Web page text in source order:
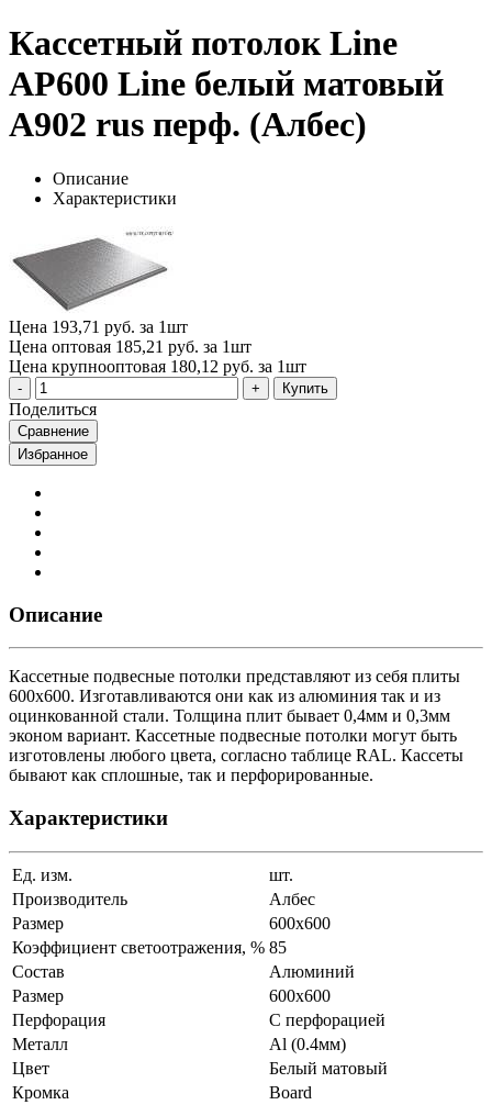
Кассетный потолок Line
AP600 Line белый матовый
А902 rus перф. (Албес)
Описание
Характеристики
Цена 193,71 руб. за 1шт
Цена оптовая 185,21 руб. за 1шт
Цена крупнооптовая 180,12 руб. за 1шт
Купить
Поделиться
Сравнение
Избранное
Описание
Кассетные подвесные потолки представляют из себя плиты
600х600. Изготавливаются они как из алюминия так и из
оцинкованной стали. Толщина плит бывает 0,4мм и 0,3мм
эконом вариант. Кассетные подвесные потолки могут быть
изготовлены любого цвета, согласно таблице RAL. Кассеты
бывают как сплошные, так и перфорированные.
Характеристики
Ед. изм.
шт.
Производитель
Албес
Размер
600x600
Коэффициент светоотражения, % 85
Состав
Алюминий
Размер
600x600
Перфорация
С перфорацией
Металл
Al (0.4мм)
Цвет
Белый матовый
Кромка
Board